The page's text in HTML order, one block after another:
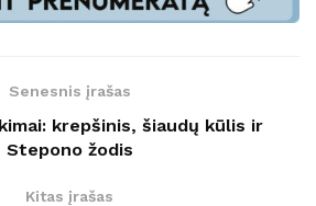
Senesnis įrašas
krepšinis, šiaudų kūlis ir
Stepono žodis
Kitas įrašas